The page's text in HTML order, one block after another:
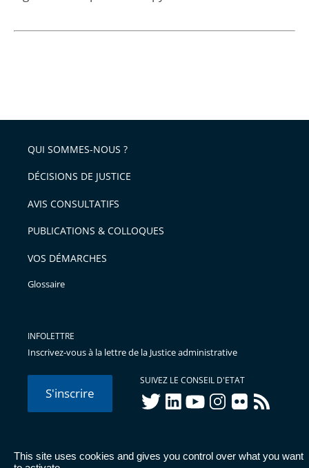
This site uses cookies and gives you control over what you want
QUI SOMMES-NOUS ?
DÉCISIONS DE JUSTICE
AVIS CONSULTATIFS
PUBLICATIONS & COLLOQUES
VOS DÉMARCHES
Glossaire
INFOLETTRE
Inscrivez-vous à la lettre de la Justice administrative
S'inscrire
SUIVEZ LE CONSEIL D'ETAT
twitterlinkedInyoutubeinstagram
flickr rss
© Conseil d'État 2026 - Mentions légales Données